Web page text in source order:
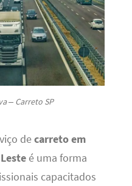
– Carreto SP
decarreto em
é uma forma
capacitados